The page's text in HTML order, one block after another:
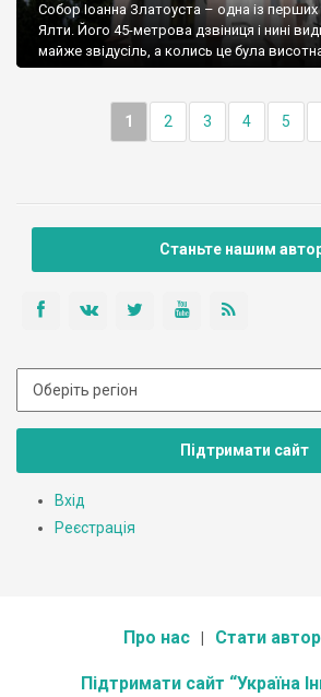
Собор Іоанна Златоуста – одна із
Ялти. Його 45-метрова дзвіниця і нині
майже звідусіль, а колись це була
1 2 3 4 5
Станьте нашим
Підтримати сайт
Вхід
Реєстрація
Про нас Стати
Підтримати сайт “Україна